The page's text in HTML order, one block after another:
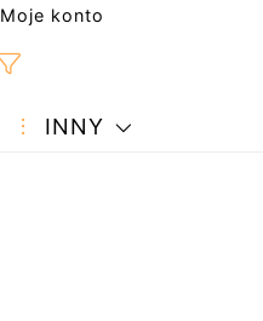
Moje konto
INNY